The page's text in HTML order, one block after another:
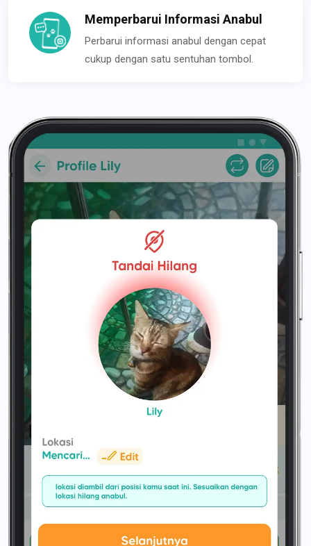
Memperbarui Informasi Anabul
Perbarui informasi anabul dengan cepat
cukup dengan satu sentuhan tombol.